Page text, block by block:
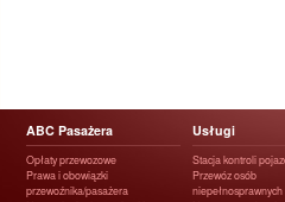
ABC Pasażera
Opłaty przewozowe
Prawa i obowiązki
przewoźnika/pasażera
Usługi
Stacja kontroli
Przewóz osób
niepełnosprawnych